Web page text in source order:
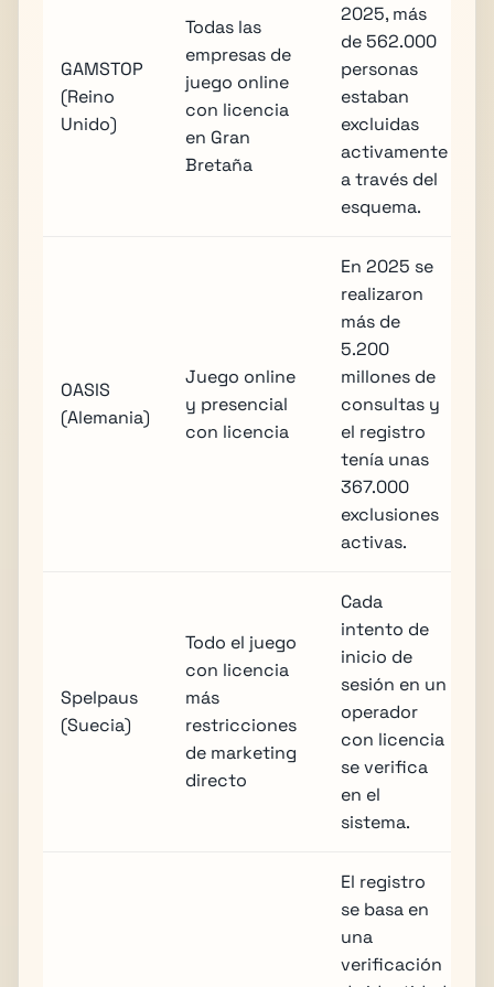
GAMSTOP
(Reino
Unido)
Todas las
empresas de
juego online
con licencia
en Gran
Bretaña
2025, más
de 562.000
personas
estaban
excluidas
activamente
a través del
esquema.
OASIS
(Alemania)
Juego online
y presencial
con licencia
En 2025 se
realizaron
más de
5.200
millones de
consultas y
el registro
tenía unas
367.000
exclusiones
activas.
Spelpaus
(Suecia)
Todo el juego
con licencia
más
restricciones
de marketing
directo
Cada
intento de
inicio de
sesión en un
operador
con licencia
se verifica
en el
sistema.
El registro
se basa en
una
verificación